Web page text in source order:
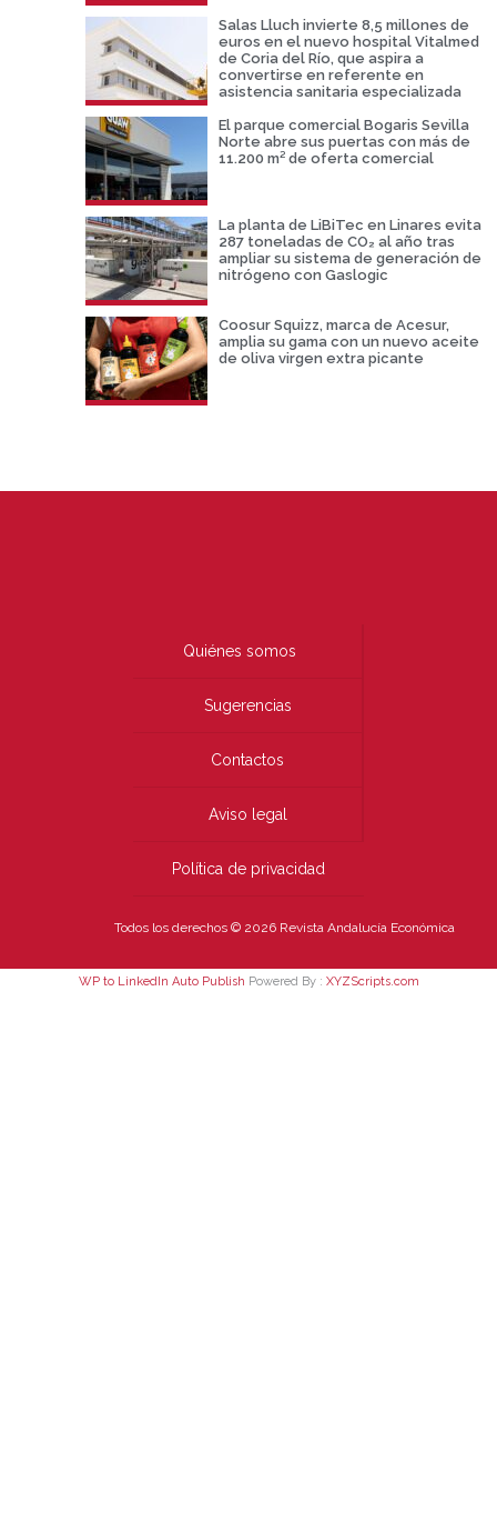
Salas Lluch invierte 8,5 millones de
euros en el nuevo hospital Vitalmed
de Coria del Río, que aspira a
convertirse en referente en
asistencia sanitaria especializada
El parque comercial Bogaris Sevilla
Norte abre sus puertas con más de
11.200 m² de oferta comercial
La planta de LiBiTec en Linares evita
287 toneladas de CO₂ al año tras
ampliar su sistema de generación de
nitrógeno con Gaslogic
Coosur Squizz, marca de Acesur,
amplia su gama con un nuevo aceite
de oliva virgen extra picante
Quiénes somos
Sugerencias
Contactos
Aviso legal
Política de privacidad
Todos los derechos © 2026 Revista Andalucía Económica
WP to LinkedIn Auto Publish Powered By : XYZScripts.com